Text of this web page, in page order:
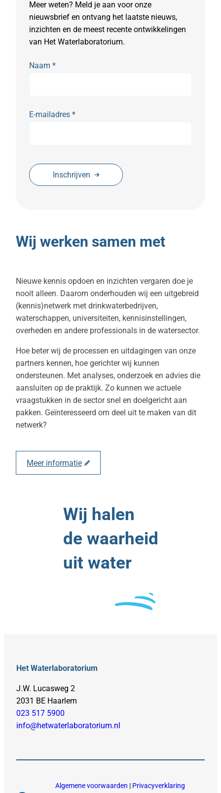
Meer weten? Meld je aan voor onze
nieuwsbrief en ontvang het laatste nieuws,
inzichten en de meest recente ontwikkelingen
van Het Waterlaboratorium.
Naam *
E-mailadres *
Inschrijven
Wij werken samen met
Nieuwe kennis opdoen en inzichten vergaren doe je
nooit alleen. Daarom onderhouden wij een uitgebreid
(kennis)netwerk met drinkwaterbedrijven,
waterschappen, universiteiten, kennisinstellingen,
overheden en andere professionals in de watersector.
Hoe beter wij de processen en uitdagingen van onze
partners kennen, hoe gerichter wij kunnen
ondersteunen. Met analyses, onderzoek en advies die
aansluiten op de praktijk. Zo kunnen we actuele
vraagstukken in de sector snel en doelgericht aan
pakken. Geïnteresseerd om deel uit te maken van dit
netwerk?
Meer informatie
Wij halen
de waarheid
uit water
Het Waterlaboratorium
J.W. Lucasweg 2
2031 BE Haarlem
023 517 5900
info@hetwaterlaboratorium.nl
Algemene voorwaarden | Privacyverklaring